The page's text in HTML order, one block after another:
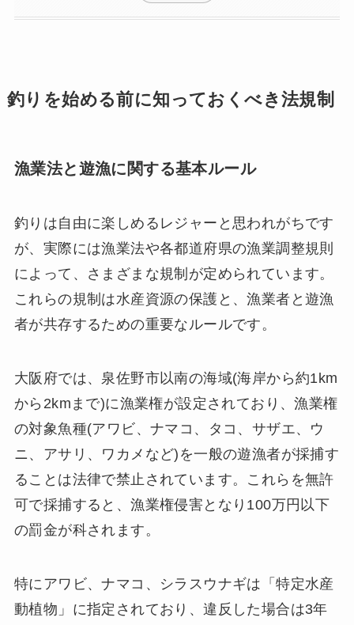
釣りを始める前に知っておくべき法規制
漁業法と遊漁に関する基本ルール
釣りは自由に楽しめるレジャーと思われがちです
が、実際には漁業法や各都道府県の漁業調整規則
によって、さまざまな規制が定められています。
これらの規制は水産資源の保護と、漁業者と遊漁
者が共存するための重要なルールです。
大阪府では、泉佐野市以南の海域(海岸から約1km
から2kmまで)に漁業権が設定されており、漁業権
の対象魚種(アワビ、ナマコ、タコ、サザエ、ウ
ニ、アサリ、ワカメなど)を一般の遊漁者が採捕す
ることは法律で禁止されています。これらを無許
可で採捕すると、漁業権侵害となり100万円以下
の罰金が科されます。
特にアワビ、ナマコ、シラスウナギは「特定水産
動植物」に指定されており、違反した場合は3年